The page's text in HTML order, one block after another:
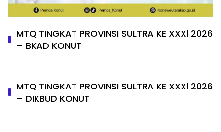
MTQ TINGKAT PROVINSI SULTRA KE XXXl 2026
– BKAD KONUT
MTQ TINGKAT PROVINSI SULTRA KE XXXl 2026
– DIKBUD KONUT